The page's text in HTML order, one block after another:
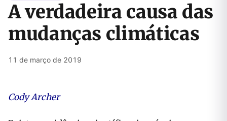
A verdadeira causa das
mudanças climáticas
11 de março de 2019
Cody Archer